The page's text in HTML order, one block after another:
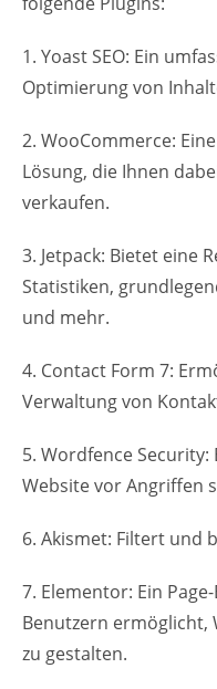
1. Yoast SEO: Ein
Optimierung von
2. WooCommerce:
Lösung, die Ihnen
verkaufen.
3. Jetpack: Bietet eine
Statistiken,
und mehr.
4. Contact Form 7:
Verwaltung von
5. Wordfence
Website vor Angriffen
6. Akismet: Filtert und
7. Elementor: Ein
Benutzern ermöglicht,
zu gestalten.